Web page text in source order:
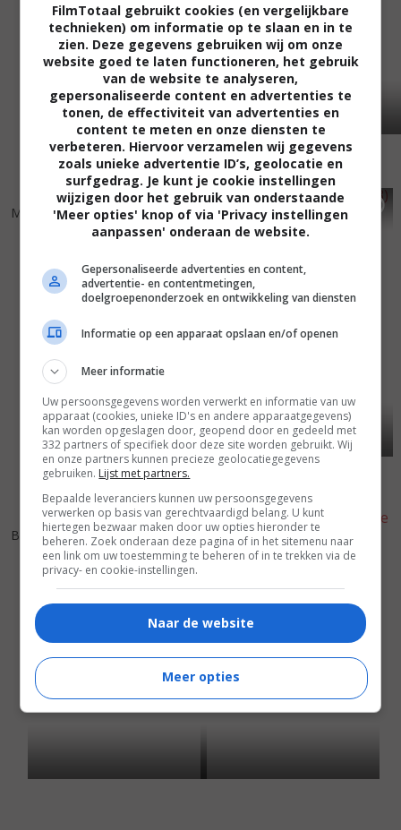
4,7
Me Him Her (2015) 4,4
The Big Wedding (2013)
5,3
Bachelorette (2012) 5,8
She's Out of My League
(2010)
FilmTotaal gebruikt cookies (en vergelijkbare
technieken) om informatie op te slaan en in te
zien. Deze gegevens gebruiken wij om onze
website goed te laten functioneren, het gebruik
van de website te analyseren,
gepersonaliseerde content en advertenties te
tonen, de effectiviteit van advertenties en
content te meten en onze diensten te
verbeteren. Hiervoor verzamelen wij gegevens
zoals unieke advertentie ID’s, geolocatie en
surfgedrag. Je kunt je cookie instellingen
wijzigen door het gebruik van onderstaande
'Meer opties' knop of via 'Privacy instellingen
aanpassen' onderaan de website.
Gepersonaliseerde advertenties en content,
advertentie- en contentmetingen,
doelgroepenonderzoek en ontwikkeling van diensten
Informatie op een apparaat opslaan en/of openen
Meer informatie
Uw persoonsgegevens worden verwerkt en informatie van uw
apparaat (cookies, unieke ID's en andere apparaatgegevens)
kan worden opgeslagen door, geopend door en gedeeld met
332 partners of specifiek door deze site worden gebruikt. Wij
en onze partners kunnen precieze geolocatiegegevens
gebruiken. Lijst met partners.
Bepaalde leveranciers kunnen uw persoonsgegevens
verwerken op basis van gerechtvaardigd belang. U kunt
hiertegen bezwaar maken door uw opties hieronder te
beheren. Zoek onderaan deze pagina of in het sitemenu naar
een link om uw toestemming te beheren of in te trekken via de
privacy- en cookie-instellingen.
Naar de website
Meer opties